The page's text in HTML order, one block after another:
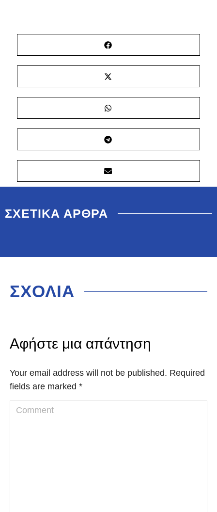
ΣΧΕΤΙΚΑ ΑΡΘΡΑ
ΣΧΟΛΙΑ
Αφήστε μια απάντηση
Your email address will not be published. Required
fields are marked *
Comment